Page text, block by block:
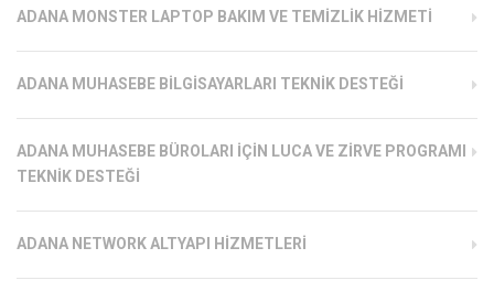
ADANA MONSTER LAPTOP BAKIM VE TEMIZLIK HIZMETI
ADANA MUHASEBE BILGISAYARLARI TEKNIK DESTEĞI
ADANA MUHASEBE BÜROLARI İÇIN LUCA VE ZIRVE PROGRAMI
TEKNIK DESTEĞI
ADANA NETWORK ALTYAPI HIZMETLERI